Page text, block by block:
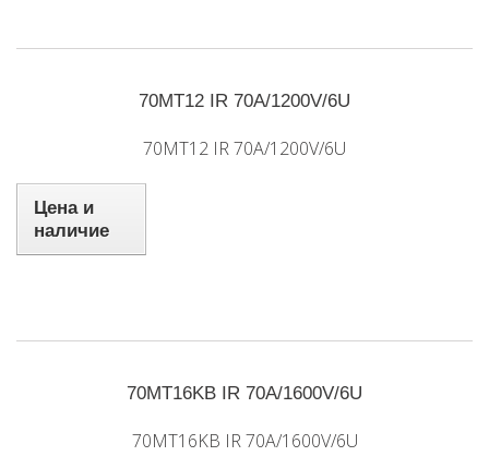
70MT12 IR 70A/1200V/6U
70MT12 IR 70A/1200V/6U
Цена и
наличие
70MT16KB IR 70A/1600V/6U
70MT16KB IR 70A/1600V/6U